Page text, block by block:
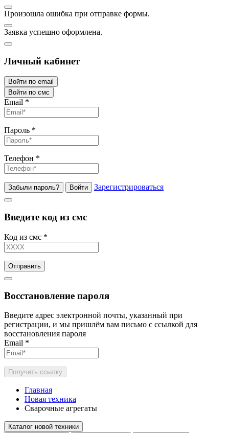
Произошла ошибка при отправке формы.
Заявка успешно оформлена.
Личный кабинет
Войти по email
Войти по смс
Email *
Пароль *
Телефон *
Забыли пароль? Войти Зарегистрироваться
Введите код из смс
Код из смс *
Отправить
Восстановление пароля
Введите адрес электронной почты, указанный при
регистрации, и мы пришлём вам письмо с ссылкой для
восстановления пароля
Email *
Получить ссылку
Главная
Новая техника
Сварочные агрегаты
Каталог новой техники